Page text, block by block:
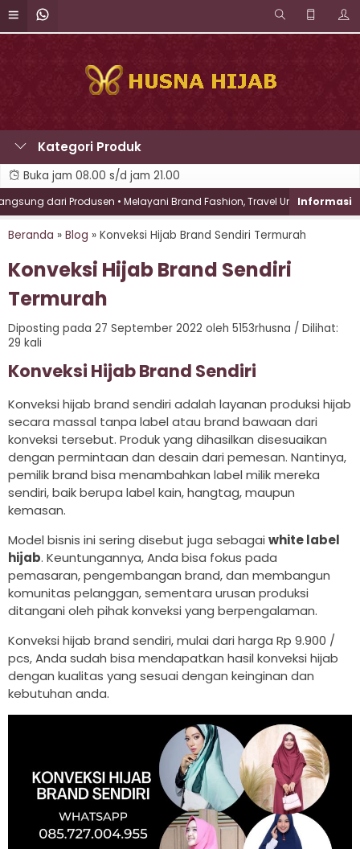
Kategori Produk
Buka jam 08.00 s/d jam 21.00
Produsen • Melayani Brand Fashion, Travel Umroh, Sekolah,
Beranda » Blog » Konveksi Hijab Brand Sendiri Termurah
Konveksi Hijab Brand Sendiri
Termurah
Diposting pada 27 September 2022 oleh 5153rhusna / Dilihat:
29 kali
Konveksi Hijab Brand Sendiri
Konveksi hijab brand sendiri adalah layanan produksi hijab
secara massal tanpa label atau brand bawaan dari
konveksi tersebut. Produk yang dihasilkan disesuaikan
dengan permintaan dan desain dari pemesan. Nantinya,
pemilik brand bisa menambahkan label milik mereka
sendiri, baik berupa label kain, hangtag, maupun
kemasan.
Model bisnis ini sering disebut juga sebagai white label
hijab. Keuntungannya, Anda bisa fokus pada
pemasaran, pengembangan brand, dan membangun
komunitas pelanggan, sementara urusan produksi
ditangani oleh pihak konveksi yang berpengalaman.
Konveksi hijab brand sendiri, mulai dari harga Rp 9.900 /
pcs, Anda sudah bisa mendapatkan hasil konveksi hijab
dengan kualitas yang sesuai dengan keinginan dan
kebutuhan anda.